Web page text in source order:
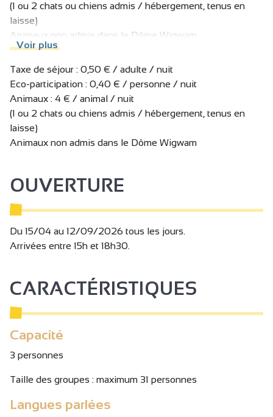
(1 ou 2 chats ou chiens admis / hébergement, tenus en
laisse)
Animaux non admis dans le Dôme Wigwam.
Voir plus
Taxe de séjour : 0,50 € / adulte / nuit
Eco-participation : 0,40 € / personne / nuit
Animaux : 4 € / animal / nuit
(1 ou 2 chats ou chiens admis / hébergement, tenus en
laisse)
Animaux non admis dans le Dôme Wigwam
OUVERTURE
Du 15/04 au 12/09/2026 tous les jours.
Arrivées entre 15h et 18h30.
CARACTÉRISTIQUES
Capacité
3 personnes
Taille des groupes : maximum 31 personnes
Langues parlées